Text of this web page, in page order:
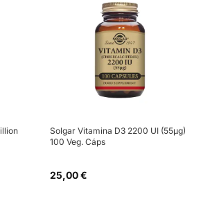
Solgar Vitamina D3 2200 UI (55µg)
100 Veg. Cáps
25,00 €